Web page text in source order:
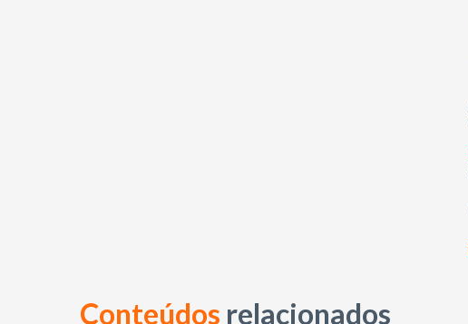
Conteúdos relacionados